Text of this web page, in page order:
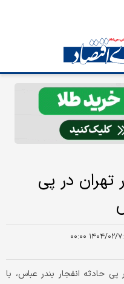
تهران در پی
۱۴۰۴/۰۲/۷ ۰۰:۰۰
حادثه انفجار بندر عباس، با